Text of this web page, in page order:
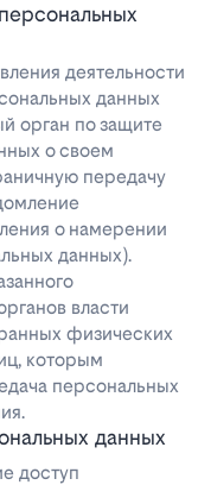
деятельности
данных
орган по защите
о своем
передачу
о намерении
данных).
власти
физических
которым
персональных
данных
доступ